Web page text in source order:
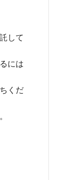
して
には
くだ